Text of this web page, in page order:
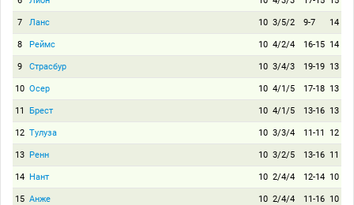
7 Ланс 10 3/5/2 9-7 14
8 Реймс 10 4/2/4 16-15 14
9 Страсбур 10 3/4/3 19-19 13
10 Осер 10 4/1/5 17-18 13
11 Брест 10 4/1/5 13-16 13
12 Тулуза 10 3/3/4 11-11 12
13 Ренн 10 3/2/5 13-16 11
14 Нант 10 2/4/4 12-14 10
15 Анже 10 2/4/4 11-16 10